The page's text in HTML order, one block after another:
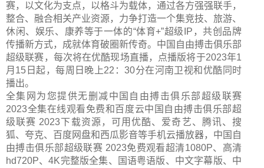
赛，以文化为支点，以格斗为载体，通过各方强强联手，
整合、融合相关产业资源，力争打造一个集竞技、旅游、
休闲、娱乐、康养等于一体的“体育+”超级IP，共创品牌
传播新方式，成就体育破圈新传奇。中国自由搏击俱乐部
超级联赛，每次将在优酷现场直播，点播版将于2023年1
月15日起，每周日晚上22：30分在河南卫视和优酷同时
播出。
全集网为您提供无删减中国自由搏击俱乐部超级联赛
2023全集在线观看免费和百度云中国自由搏击俱乐部超
级联赛 2023下载资源，可用优酷、爱奇艺、腾讯、搜
狐、夸克、百度网盘和西瓜影音等手机云播放器，中国自
由搏击俱乐部超级联赛 2023免费观看超清1080P、高清
hd720P、4K完整版全集、国语粤语版、中文字幕版、中